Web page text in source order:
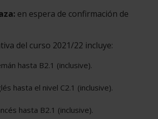
en espera de confirmación de
del curso 2021/22 incluye:
hasta B2.1 (inclusive).
hasta el nivel C2.1 (inclusive).
hasta B2.1 (inclusive).